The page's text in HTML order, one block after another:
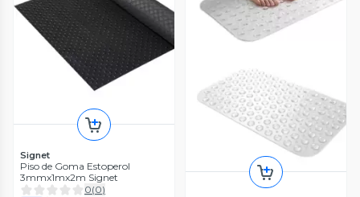
Signet
Piso de Goma Estoperol
3mmx1mx2m Signet
0(0)